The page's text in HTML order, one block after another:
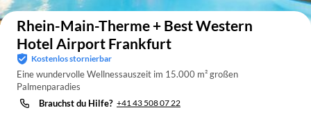
Rhein-Main-Therme + Best Western
Hotel Airport Frankfurt
Kostenlos stornierbar
Eine wundervolle Wellnessauszeit im 15.000 m² großen
Palmenparadies
Brauchst du Hilfe? +41 43 508 07 22